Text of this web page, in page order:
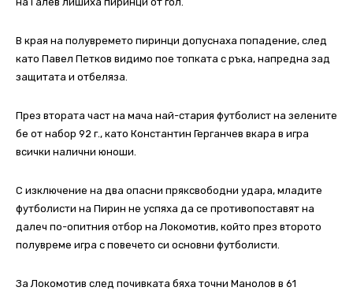
В края на полувремето пиринци допуснаха попадение, след
като Павел Петков видимо пое топката с ръка, напредна зад
защитата и отбеляза.
През втората част на мача най-стария футболист на зелените
бе от набор 92 г., като Константин Герганчев вкара в игра
всички налични юноши.
С изключение на два опасни пряксвободни удара, младите
футболисти на Пирин не успяха да се противопоставят на
далеч по-опитния отбор на Локомотив, който през второто
полувреме игра с повечето си основни футболисти.
За Локомотив след почивката бяха точни Манолов в 61